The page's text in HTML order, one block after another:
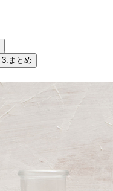
3. まとめ